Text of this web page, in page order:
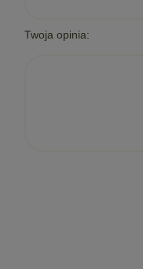
Twoja opinia: